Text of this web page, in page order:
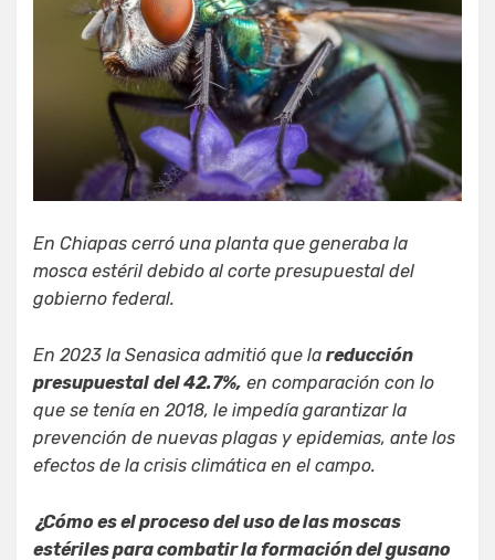
En Chiapas cerró una planta que generaba la
mosca estéril debido al corte presupuestal del
gobierno federal.
En 2023 la Senasica admitió que la reducción
presupuestal del 42.7%, en comparación con lo
que se tenía en 2018, le impedía garantizar la
prevención de nuevas plagas y epidemias, ante los
efectos de la crisis climática en el campo.
¿Cómo es el proceso del uso de las moscas
estériles para combatir la formación del gusano